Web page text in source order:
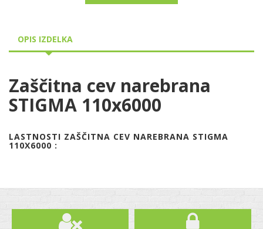
OPIS IZDELKA
Zaščitna cev narebrana
STIGMA 110x6000
LASTNOSTI ZAŠČITNA CEV NAREBRANA STIGMA
110X6000 :